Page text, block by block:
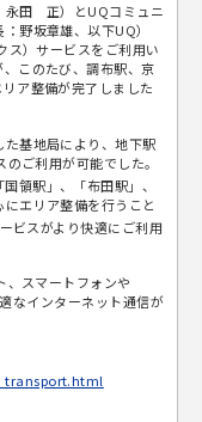
永田 正）とUQコミュニ
野坂章雄、以下UQ）
ス）サービスをご利用い
このたび、調布駅、京
ア整備が完了しました
基地局により、地下駅
ご利用が可能でした。
国領駅」、「布田駅」、
エリア整備を行うこと
ビスがより快適にご利用
、スマートフォンや
なインターネット通信が